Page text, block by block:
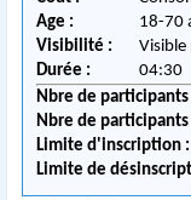
Age :
18-70
Visibilité :
Durée :
04:30
Nbre de
Nbre de
Limite d'inscription :
Limite de